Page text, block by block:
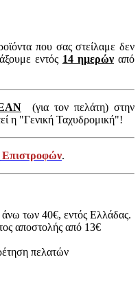
που σας στείλαμε δεν
εντός 14 ημερώναπό
(για τον πελάτη) στην
η "Γενική Ταχυδρομική"!
Επιστροφών.
άνω των 40€, εντός Ελλάδας.
αποστολής από 13€
πελατών